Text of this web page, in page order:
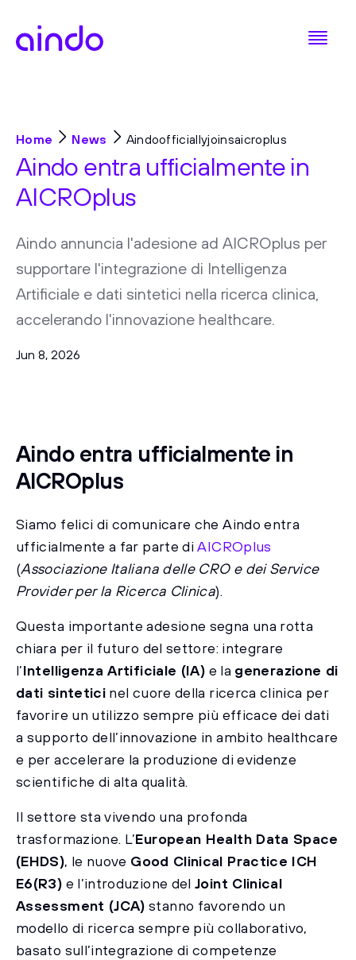
Home News Aindoofficiallyjoinsaicroplus
Aindo entra ufficialmente in
AICROplus
Aindo annuncia l'adesione ad AICROplus per
supportare l'integrazione di Intelligenza
Artificiale e dati sintetici nella ricerca clinica,
accelerando l'innovazione healthcare.
Jun 8, 2026
Aindo entra ufficialmente in
AICROplus
Siamo felici di comunicare che Aindo entra
ufficialmente a far parte diAICROplus
(Associazione Italiana delle CRO e dei Service
Provider per la Ricerca Clinica).
Questa importante adesione segna una rotta
chiara per il futuro del settore: integrare
l’Intelligenza Artificiale (IA) e la generazione di
dati sintetici nel cuore della ricerca clinica per
favorire un utilizzo sempre più efficace dei dati
a supporto dell’innovazione in ambito healthcare
e per accelerare la produzione di evidenze
scientifiche di alta qualità.
Il settore sta vivendo una profonda
trasformazione. L’European Health Data Space
(EHDS), le nuove Good Clinical Practice ICH
E6(R3) e l’introduzione delJoint Clinical
Assessment (JCA) stanno favorendo un
modello di ricerca sempre più collaborativo,
basato sull’integrazione di competenze